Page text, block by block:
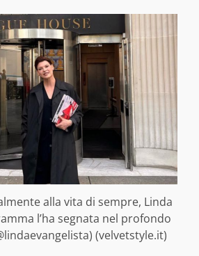
alla vita di sempre, Linda
l’ha segnata nel profondo
(velvetstyle.it)